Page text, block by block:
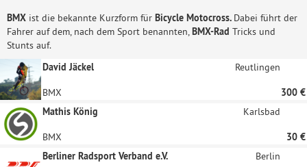
BMX ist die bekannte Kurzform für Bicycle Motocross. Dabei führt der
Fahrer auf dem, nach dem Sport benannten,BMX-Rad Tricks und
Stunts auf.
David Jäckel
Reutlingen
BMX
300 €
Mathis König
Karlsbad
BMX
30 €
Berliner Radsport Verband e.V.
Berlin